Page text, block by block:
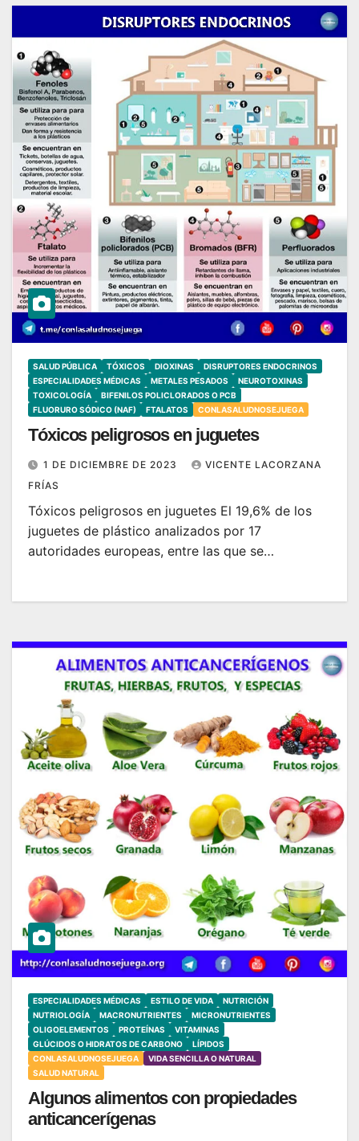
SALUD PÚBLICA TÓXICOS DIOXINAS
DISRUPTORES ENDOCRINOS
ESPECIALIDADES MÉDICAS
METALES PESADOS
NEUROTOXINAS
TOXICOLOGÍA
BIFENILOS POLICLORADOS O PCB
FLUORURO SÓDICO (NAF)
FTALATOS CONLASALUDNOSEJUEGA
Tóxicos peligrosos en juguetes
1 DE DICIEMBRE DE 2023
VICENTE LACORZANA
FRÍAS
Tóxicos peligrosos en juguetes El 19,6% de los
juguetes de plástico analizados por 17
autoridades europeas, entre las que se…
ESPECIALIDADES MÉDICAS ESTILO DE VIDA
NUTRICIÓN
NUTRIOLOGÍA
MACRONUTRIENTES
MICRONUTRIENTES
OLIGOELEMENTOS
PROTEÍNAS
VITAMINAS
GLÚCIDOS O HIDRATOS DE CARBONO
LÍPIDOS
CONLASALUDNOSEJUEGA
VIDA SENCILLA O NATURAL
SALUD NATURAL
Algunos alimentos con propiedades
anticancerígenas